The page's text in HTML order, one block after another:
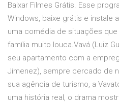
Baixar Filmes Grátis. Esse
Windows, baixe grátis e instale
uma comédia de situações
família muito louca.Vavá (Luiz
seu apartamento com a
Jimenez), sempre cercado de
sua agência de turismo, a
uma história real, o drama